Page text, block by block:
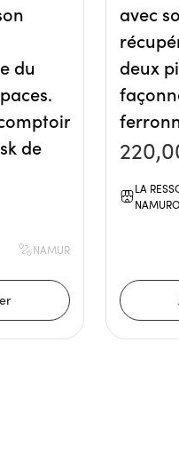
du
de
NAMUR
avec
deux
LA